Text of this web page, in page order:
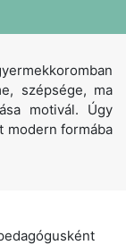
szépsége, ma
motivál. Úgy
modern formába